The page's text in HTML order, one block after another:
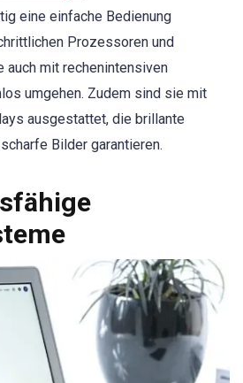
eine einfache Bedienung
Prozessoren und
auch mit rechenintensiven
umgehen. Zudem sind sie mit
ausgestattet, die brillante
Bilder garantieren.